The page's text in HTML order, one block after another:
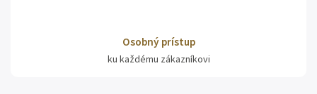
Osobný prístup
ku každému zákazníkovi